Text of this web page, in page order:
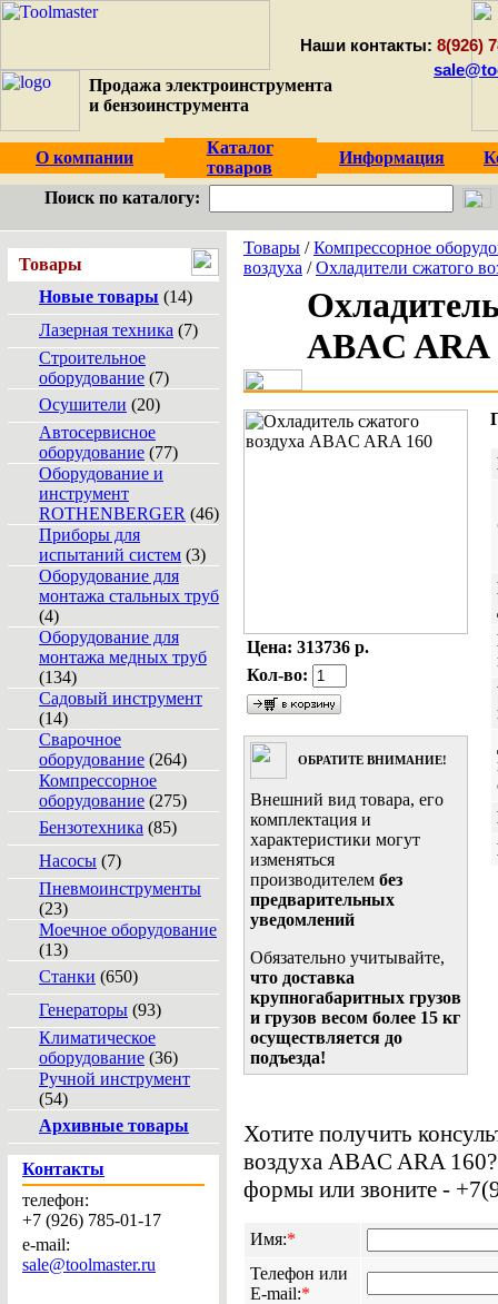
Продажа электроинструмента
и бензоинструмента
Наши контакты: 8(926)
О компании
Каталог
товаров
Информация
Поиск по каталогу:
Товары
Новые товары (14)
Лазерная техника (7)
Строительное
оборудование (7)
Осушители (20)
Автосервисное
оборудование (77)
Оборудование и
инструмент
ROTHENBERGER (46)
Приборы для
испытаний систем (3)
Оборудование для
монтажа стальных труб
(4)
Оборудование для
монтажа медных труб
(134)
Садовый инструмент
(14)
Сварочное
оборудование (264)
Компрессорное
оборудование (275)
Бензотехника (85)
Насосы (7)
Пневмоинструменты
(23)
Моечное оборудование
(13)
Станки (650)
Генераторы (93)
Климатическое
оборудование (36)
Ручной инструмент
(54)
Архивные товары
Контакты
телефон:
+7 (926) 785-01-17
e-mail:
sale@toolmaster.ru
Товары /Компрессорное
воздуха /Охладители сжатого
ABAC ARA
Цена: 313736 р.
Кол-во:
ОБРАТИТЕ ВНИМАНИЕ!
Внешний вид товара, его
комплектация и
характеристики могут
изменяться
производителем без
предварительных
уведомлений
Обязательно учитывайте,
что доставка
крупногабаритных грузов
и грузов весом более 15 кг
осуществляется до
подъезда!
Хотите получить
воздуха ABAC ARA
формы или звоните -
Имя:*
Телефон или
E-mail:*